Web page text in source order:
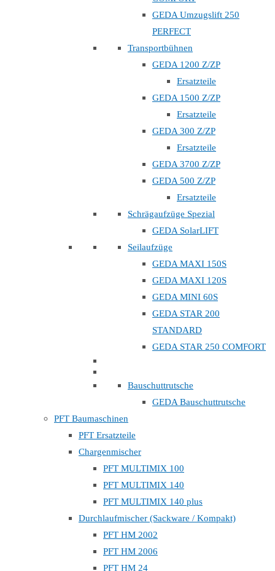
GEDA Umzugslift 250
PERFECT
Transportbühnen
GEDA 1200 Z/ZP
Ersatzteile
GEDA 1500 Z/ZP
Ersatzteile
GEDA 300 Z/ZP
Ersatzteile
GEDA 3700 Z/ZP
GEDA 500 Z/ZP
Ersatzteile
Schrägaufzüge Spezial
GEDA SolarLIFT
Seilaufzüge
GEDA MAXI 150S
GEDA MAXI 120S
GEDA MINI 60S
GEDA STAR 200
STANDARD
GEDA STAR 250 COMFORT
Bauschuttrutsche
GEDA Bauschuttrutsche
PFT Baumaschinen
PFT Ersatzteile
Chargenmischer
PFT MULTIMIX 100
PFT MULTIMIX 140
PFT MULTIMIX 140 plus
Durchlaufmischer (Sackware / Kompakt)
PFT HM 2002
PFT HM 2006
PFT HM 24